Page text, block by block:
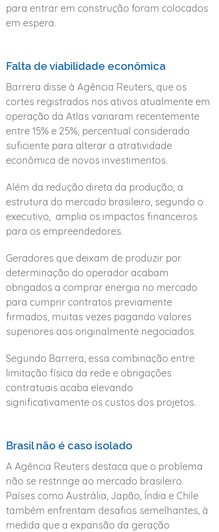
para entrar em construção foram colocados
em espera.
Falta de viabilidade econômica
Barrera disse à Agência Reuters, que os
cortes registrados nos ativos atualmente em
operação da Atlas variaram recentemente
entre 15% e 25%, percentual considerado
suficiente para alterar a atratividade
econômica de novos investimentos.
Além da redução direta da produção, a
estrutura do mercado brasileiro, segundo o
executivo, amplia os impactos financeiros
para os empreendedores.
Geradores que deixam de produzir por
determinação do operador acabam
obrigados a comprar energia no mercado
para cumprir contratos previamente
firmados, muitas vezes pagando valores
superiores aos originalmente negociados.
Segundo Barrera, essa combinação entre
limitação física da rede e obrigações
contratuais acaba elevando
significativamente os custos dos projetos.
Brasil não é caso isolado
A Agência Reuters destaca que o problema
não se restringe ao mercado brasileiro.
Países como Austrália, Japão, Índia e Chile
também enfrentam desafios semelhantes, à
medida que a expansão da geração